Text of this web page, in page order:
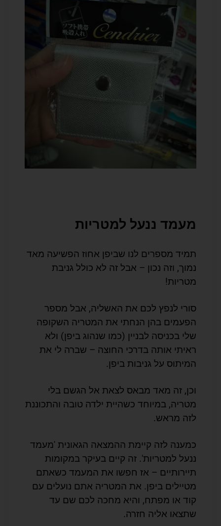
מעמד ננעל למטריות
תמיד מספרים לנו שביפן אחוז הפשיעה מאד
נמוך, וזה נכון – אבל זה לא כולל גניבת
מטריות!
סורי לנפץ לכם את האשליה, אבל מספר
הפעמים בהן הנחתי את המטריה השקופה
שלי בכניסה לבניין (כמו שנהוג ביפן) ולא
ראיתי אותה בדרכי החוצה – שברה לי את
המיתוס על גניבות ביפן.
וכן, זה מאד מבאס לצאת אל הגשם בלי
מטריה, במיוחד כשהיית ילדה טובה והתכוננת
לזה מראש.
כמענה לזה קיימת ההמצאה הגאונית 'מעמד
ננעל למטריות'. זה קיים בעיקר במקומות
תיירותיים – אז חפשו את המעמד כשאתם
מטיילים ביפן. את המטריה אתם נועלים עם
קוד או מפתח, והיא מחכה לכם שם עד
שתצאו אליה חזרה.